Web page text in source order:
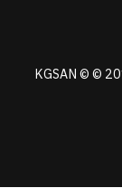
KGSAN © ©